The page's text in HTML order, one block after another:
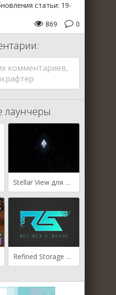
статьи: 19-
0
869
комментариев,
лаунчеры
Stellar View для Майнкрафт [1.20.1, 1.19.4, 1.19.3]
Refined Storage для Майнкрафт [1.12.2, 1.14.4, 1.15.1, 1.15.2]